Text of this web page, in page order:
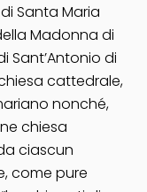
Santa Maria
Madonna di
Sant’Antonio di
cattedrale,
nonché,
chiesa
ciascun
come pure